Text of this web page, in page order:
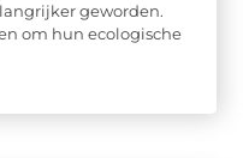
geworden.
om hun ecologische